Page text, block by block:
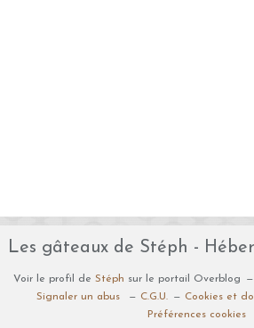
Les gâteaux de Stéph -
Voir le profil de Stéph sur le portail Overblog
Signaler un abus
C.G.U.
Cookies et
Préférences cookies